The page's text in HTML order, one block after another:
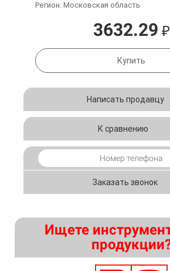
Регион: Московская область
3632.29 ₽
Купить
Ищете
Написать продавцу
К сравнению
Заказать звонок